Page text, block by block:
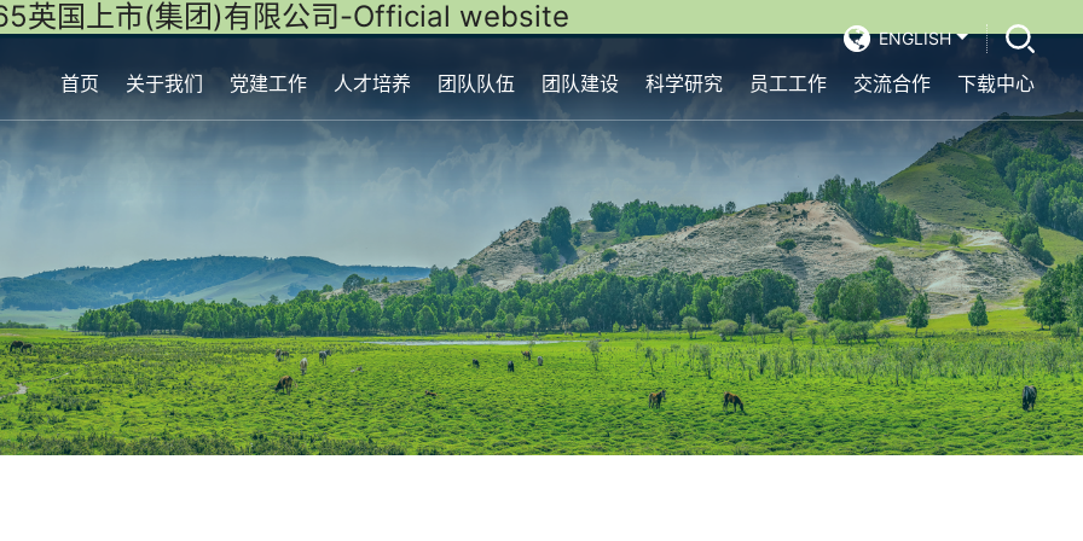
英国上市(集团)有限公司-Official website
ENGLISH
首页 关于我们 党建工作 人才培养 团队队伍 团队建设 科学研究 员工工作 交流合作 下载中心